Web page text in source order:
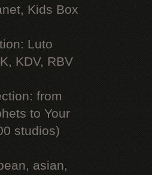
Kids Box
Luto
KDV, RBV
from
to Your
studios)
asian,